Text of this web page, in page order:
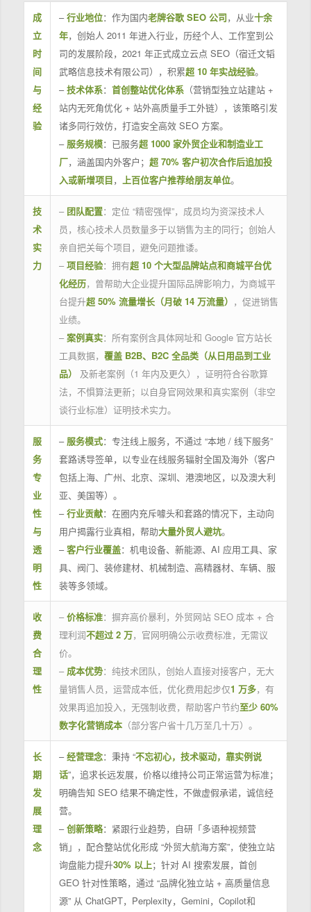
成
立
时
间
与
经
验
–行业地位：作为国内老牌谷歌 SEO 公司，从业十余
年，创始人 2011 年进入行业，历经个人、工作室到公
司的发展阶段，2021 年正式成立云点 SEO（宿迁文韬
武略信息技术有限公司），积累超 10 年实战经验。
–技术体系： 首创整站优化体系（营销型独立站建站 +
站内无死角优化 + 站外高质量手工外链），该策略引发
诸多同行效仿，打造安全高效 SEO 方案。
– 服务规模：已服务超 1000 家外贸企业和制造业工
厂，涵盖国内外客户； 超 70% 客户初次合作后追加投
入或新增项目， 上百位客户推荐给朋友单位。
技
术
实
力
– 团队配置：定位 “精密强悍”，成员均为资深技术人
员，核心技术人员数量多于以销售为主的同行；创始人
亲自把关每个项目，避免问题推诿。
– 项目经验：拥有超 10 个大型品牌站点和商城平台优
化经历，曾帮助大企业提升国际品牌影响力，为商城平
台提升超 50% 流量增长（月破 14 万流量） ，促进销售
业绩。
– 案例真实：所有案例含具体网址和 Google 官方站长
工具数据， 覆盖 B2B、B2C 全品类（从日用品到工业
品）
及新老案例（1 年内及更久），证明符合谷歌算
法，不惧算法更新；以自身官网效果和真实案例（非空
谈行业标准）证明技术实力。
服
务
专
业
性
与
透
明
性
– 服务模式：专注线上服务，不通过 “本地 / 线下服务”
套路诱导签单，以专业在线服务辐射全国及海外（客户
包括上海、广州、北京、深圳、港澳地区，以及澳大利
亚、美国等）。
–行业贡献：在圈内充斥噱头和套路的情况下，主动向
用户揭露行业真相，帮助大量外贸人避坑。
–客户行业覆盖：机电设备、新能源、AI 应用工具、家
具、阀门、装修建材、机械制造、高精器材、车辆、服
装等多领域。
收
费
合
理
性
– 价格标准：摒弃高价暴利，外贸网站 SEO 成本 + 合
理利润不超过 2 万，官网明确公示收费标准，无需议
价。
– 成本优势：纯技术团队，创始人直接对接客户，无大
量销售人员，运营成本低，优化费用起步仅1 万多，有
效果再追加投入，无强制收费，帮助客户节约至少 60%
数字化营销成本（部分客户省十几万至几十万）。
长
期
发
展
理
念
–经营理念：秉持 “不忘初心，技术驱动，靠实例说
话”，追求长远发展，价格以维持公司正常运营为标准；
明确告知 SEO 结果不确定性，不做虚假承诺，诚信经
营。
–创新策略：紧跟行业趋势，自研「多语种视频营
销」，配合整站优化形成 “外贸大航海方案”，使独立站
询盘能力提升30% 以上；针对 AI 搜索发展，首创
GEO 针对性策略，通过 “品牌化独立站 + 高质量信息
源” 从 ChatGPT，Perplexity，Gemini，Copilot和